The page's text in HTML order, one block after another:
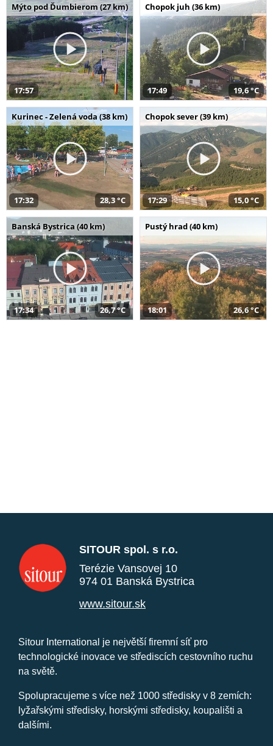
Mýto pod Ďumbierom (27 km)
17:57
Chopok juh (36 km)
17:49 19,6 °C
Kurinec - Zelená voda (38 km)
17:32 28,3 °C
Chopok sever (39 km)
17:29 15,0 °C
Banská Bystrica (40 km)
17:34 26,7 °C
Pustý hrad (40 km)
18:01 26,6 °C
SITOUR spol. s r.o.
Terézie Vansovej 10
974 01 Banská Bystrica
www.sitour.sk
Sitour International je největší firemní síť pro
technologické inovace ve střediscích cestovního ruchu
na světě.
Spolupracujeme s více než 1000 středisky v 8 zemích:
lyžařskými středisky, horskými středisky, koupališti a
dalšími.